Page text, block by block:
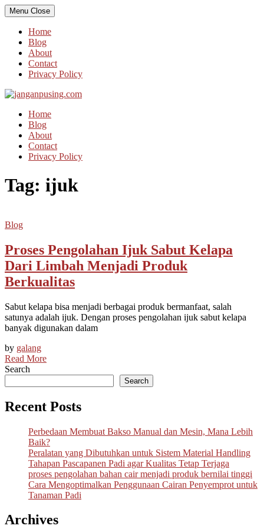
Skip
to
content
Menu Close
Home
Blog
About
Contact
Privacy Policy
Home
Blog
About
Contact
Privacy Policy
Tag: ijuk
Blog
Proses Pengolahan Ijuk Sabut Kelapa
Dari Limbah Menjadi Produk
Berkualitas
Sabut kelapa bisa menjadi berbagai produk bermanfaat, salah
satunya adalah ijuk. Dengan proses pengolahan ijuk sabut kelapa
banyak digunakan dalam
by galang
Read More
Search
Search
Recent Posts
Perbedaan Membuat Bakso Manual dan Mesin, Mana Lebih
Baik?
Peralatan yang Dibutuhkan untuk Sistem Material Handling
Tahapan Pascapanen Padi agar Kualitas Tetap Terjaga
proses pengolahan bahan cair menjadi produk bernilai tinggi
Cara Mengoptimalkan Penggunaan Cairan Penyemprot untuk
Tanaman Padi
Archives